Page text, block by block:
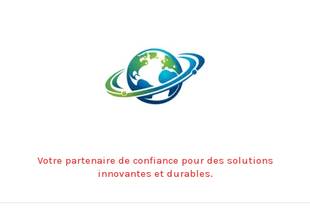
Votre partenaire de confiance pour des solutions
innovantes et durables.